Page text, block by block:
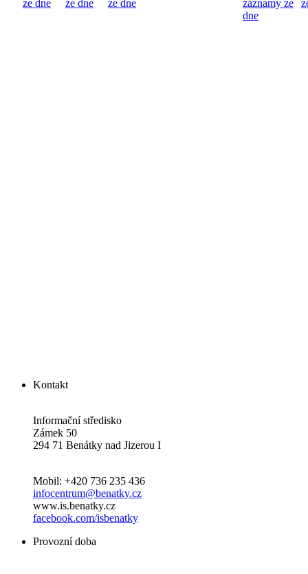
ze dne ze dne ze dne
záznamy ze
dne
Kontakt
Informační středisko
Zámek 50
294 71 Benátky nad Jizerou I
Mobil: +420 736 235 436
infocentrum@benatky.cz
www.is.benatky.cz
facebook.com/isbenatky
Provozní doba